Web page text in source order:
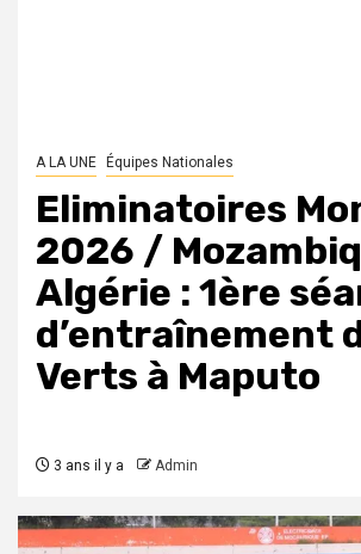
A LA UNE Équipes Nationales
Eliminatoires
2026 /
Algérie : 1ère
d’entraînement
Verts à Maputo
3 ans il y a Admin